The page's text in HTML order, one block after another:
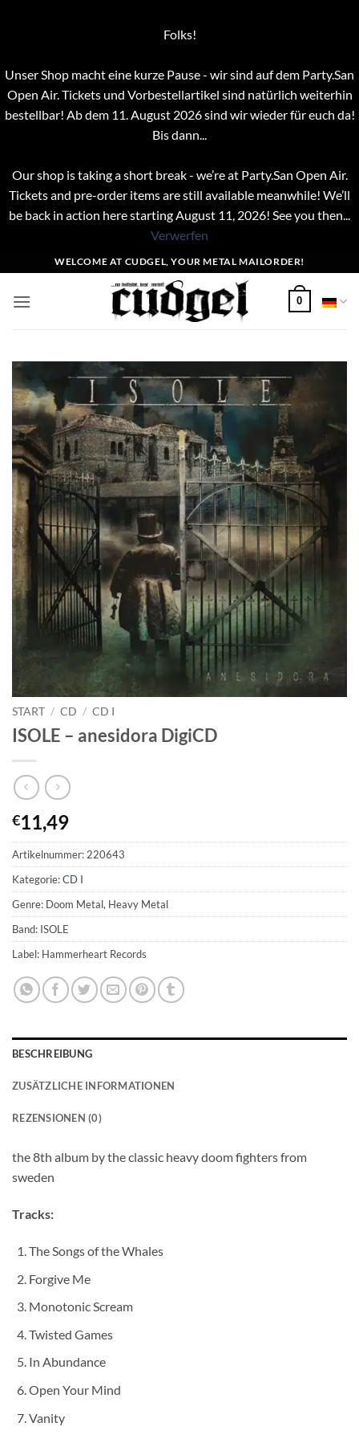
Folks!
Unser Shop macht eine kurze Pause - wir sind auf dem Party.San
Open Air. Tickets und Vorbestellartikel sind natürlich weiterhin
bestellbar! Ab dem 11. August 2026 sind wir wieder für euch da!
Bis dann...
Our shop is taking a short break - we’re at Party.San Open Air.
Tickets and pre-order items are still available meanwhile! We’ll
be back in action here starting August 11, 2026! See you then...
Verwerfen
Inhalt
springen
WELCOME AT CUDGEL, YOUR METAL MAILORDER!
0
START / CD / CD I
ISOLE – anesidora DigiCD
€11,49
Artikelnummer:220643
Kategorie:CD I
Genre: Doom Metal, Heavy Metal
Band: ISOLE
Label: Hammerheart Records
BESCHREIBUNG
ZUSÄTZLICHE INFORMATIONEN
REZENSIONEN (0)
the 8th album by the classic heavy doom fighters from
sweden
Tracks:
The Songs of the Whales
Forgive Me
Monotonic Scream
Twisted Games
In Abundance
Open Your Mind
Vanity